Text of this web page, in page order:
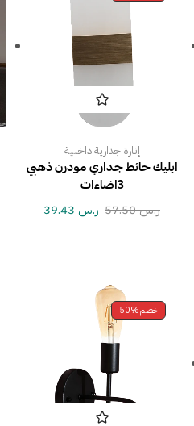
إنارة جدارية داخلية
ابليك حائط جداري مودرن ذهبي
3اضاءات
ر.س57.50 ر.س
خصم50%